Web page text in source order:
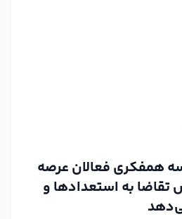
همفکری فعالان عرصه
به استعدادها و